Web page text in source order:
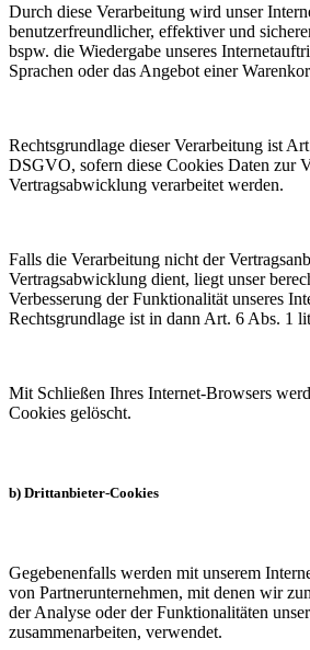
Durch diese Verarbeitung wird unser
benutzerfreundlicher, effektiver und
bspw. die Wiedergabe unseres
Sprachen oder das Angebot einer
Rechtsgrundlage dieser Verarbeitung ist
DSGVO, sofern diese Cookies Daten zur
Vertragsabwicklung verarbeitet werden.
Falls die Verarbeitung nicht der
Vertragsabwicklung dient, liegt unser
Verbesserung der Funktionalität unseres
Rechtsgrundlage ist in dann Art. 6 Abs. 1
Mit Schließen Ihres Internet-Browsers
Cookies gelöscht.
b) Drittanbieter-Cookies
Gegebenenfalls werden mit unserem
von Partnerunternehmen, mit denen wir
der Analyse oder der Funktionalitäten
zusammenarbeiten, verwendet.